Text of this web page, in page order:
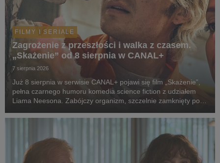
FILMY I SERIALE
Zagrożenie z przeszłości i walka z czasem.
„Skażenie” od 8 sierpnia w CANAL+
7 sierpnia 2026
Już 8 sierpnia w serwisie CANAL+ pojawi się film „Skażenie”,
pełna czarnego humoru komedia science fiction z udziałem
Liama Neesona. Zabójczy organizm, szczelnie zamknięty pod
nadzieją ludzkości staje się dwoje spóźni...